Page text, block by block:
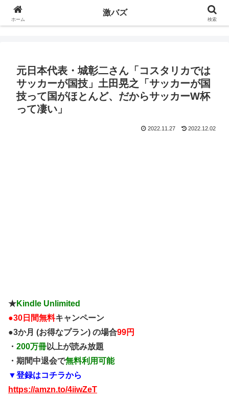
元日本代表・城彰二さん「コスタリカでは
サッカーが国技」土田晃之「サッカーが国
技って国がほとんど、だからサッカーW杯
って凄い」
2022.11.27 2022.12.02
★Kindle Unlimited
●30日間無料キャンペーン
●3か月 (お得なプラン) の場合99円
・ 200万冊以上が読み放題
・期間中退会で無料利用可能
▼登録はコチラから
https://amzn.to/4iiwZeT
ホーム
激バズ
検索